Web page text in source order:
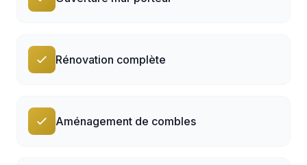
Rénovation complète
Aménagement de combles